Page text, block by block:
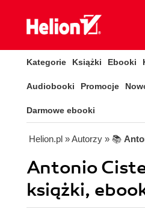
Kategorie Książki Ebooki
Audiobooki Promocje
Darmowe ebooki
Helion.pl » Autorzy » 📚
Antonio
książki,